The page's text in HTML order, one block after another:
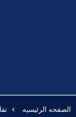
الصفحه الرئيسيه